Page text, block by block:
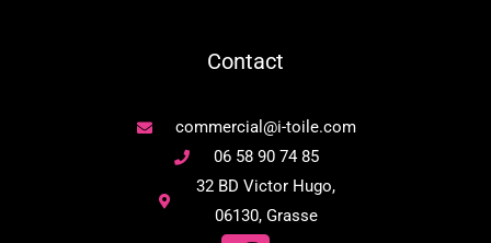
Contact
commercial@i-toile.com
06 58 90 74 85
32 BD Victor Hugo,
06130, Grasse